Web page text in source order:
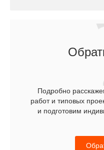
Подробно
работ и типовых
и подготовим